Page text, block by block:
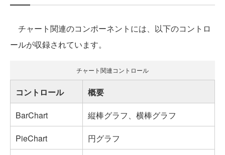
チャート関連のコンポーネントには、以下のコントロ
ールが収録されています。
チャート関連コントロール
コントロール
概要
BarChart
縦棒グラフ、横棒グラフ
PieChart
円グラフ